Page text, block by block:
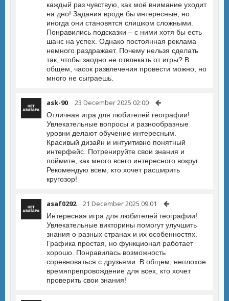
каждый раз чувствую, как моё внимание уходит
на дно! Задания вроде бы интересные, но
иногда они становятся слишком сложными.
Понравились подсказки – с ними хотя бы есть
шанс на успех. Однако постоянная реклама
немного раздражает. Почему нельзя сделать
так, чтобы заодно не отвлекать от игры? В
общем, часок развлечения провести можно, но
много не сыграешь.
ask-90 23 December 2025 02:00
Отличная игра для любителей географии!
Увлекательные вопросы и разнообразные
уровни делают обучение интересным.
Красивый дизайн и интуитивно понятный
интерфейс. Потренируйте свои знания и
поймите, как много всего интересного вокруг.
Рекомендую всем, кто хочет расширить
кругозор!
asaf0292 21 December 2025 09:01
Интересная игра для любителей географии!
Увлекательные викторины помогут улучшить
знания о разных странах и их особенностях.
Графика простая, но функционал работает
хорошо. Понравилась возможность
соревноваться с друзьями. В общем, неплохое
времяпрепровождение для всех, кто хочет
проверить свои знания!